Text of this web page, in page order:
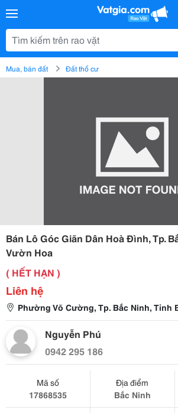
Mua, bán đất Đất thổ cư
Bán Lô Góc Giãn Dân Hoà Đình, Tp.
Vườn Hoa
( HẾT HẠN )
Liên hệ
Phường Võ Cường, Tp. Bắc Ninh, Tỉnh
Nguyễn Phú
0942 295 186
Mã số
17868535
Địa điểm
Bắc Ninh